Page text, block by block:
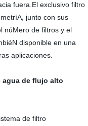
fuera.El exclusivo filtro
junto con sus
núMero de filtros y el
disponible en una
aplicaciones.
agua de flujo alto
de filtro